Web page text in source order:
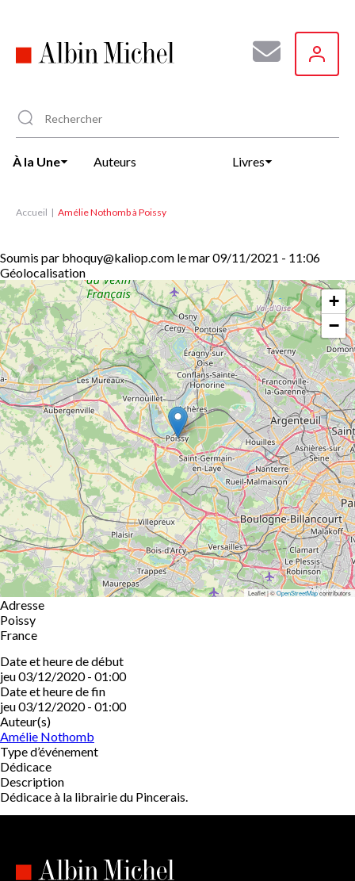
principal
À la Une Auteurs Livres
Accueil Amélie Nothomb à Poissy
Soumis par bhoquy@kaliop.com lemar 09/11/2021 - 11:06
Géolocalisation
+
−
Leaflet | ©OpenStreetMapcontributors
Adresse
Poissy
France
Date et heure de début
jeu 03/12/2020 - 01:00
Date et heure de fin
jeu 03/12/2020 - 01:00
Auteur(s)
Amélie Nothomb
Type d’événement
Dédicace
Description
Dédicace à la librairie du Pincerais.